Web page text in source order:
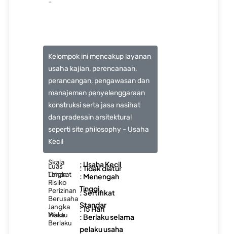
Kelompok ini mencakup layanan
usaha kajian, perencanaan,
perancangan, pengawasan dan
manajemen penyelenggaraan
konstruksi serta jasa nasihat
dan pradesain arsitektural
seperti site philosophy - Usaha
Kecil
Skala : Usaha Kecil
Luas
Lahan
: Tidak diatur
Tingkat
Risiko
: Menengah
Tinggi
Perizinan
Berusaha
: Sertifikat
Standar
Jangka
Waktu
: 15 Hari
Masa
Berlaku
: Berlaku selama
pelaku usaha